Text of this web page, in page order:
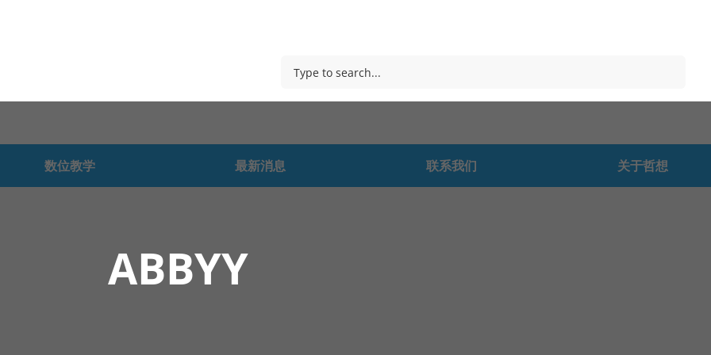
数位教学 最新消息 联系我们 关于哲想
ABBYY